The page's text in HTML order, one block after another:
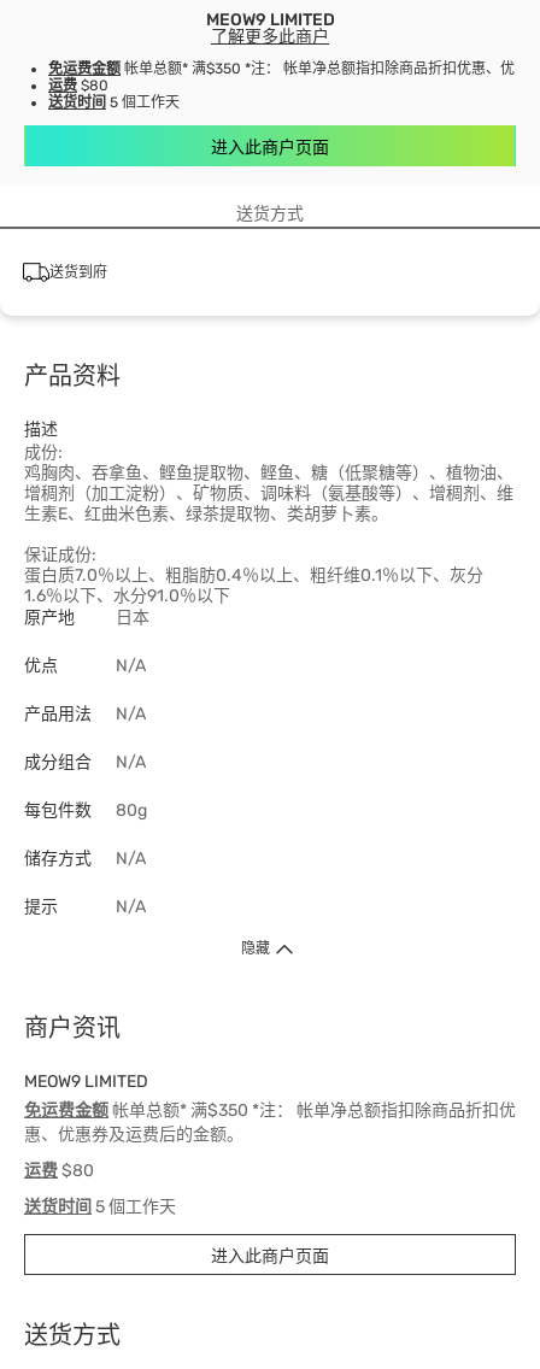
MEOW9 LIMITED
了解更多此商户
免运费金额 帐单总额* 满$350 *注： 帐单净总额指扣除商品折扣优惠、优惠
运费 $80
送货时间 5 個工作天
进入此商户页面
送货方式
送货到府
产品资料
描述
成份:
鸡胸肉、吞拿鱼、鲣鱼提取物、鲣鱼、糖（低聚糖等）、植物油、
增稠剂（加工淀粉）、矿物质、调味料（氨基酸等）、增稠剂、维
生素E、红曲米色素、绿茶提取物、类胡萝卜素。
保证成份:
蛋白质7.0％以上、粗脂肪0.4％以上、粗纤维0.1％以下、灰分
1.6％以下、水分91.0％以下
原产地
日本
优点 N/A
产品用法 N/A
成分组合 N/A
每包件数 80g
储存方式 N/A
提示 N/A
隐藏
商户资讯
MEOW9 LIMITED
免运费金额帐单总额* 满$350 *注： 帐单净总额指扣除商品折扣优
惠、优惠券及运费后的金额。
运费$80
送货时间 5 個工作天
进入此商户页面
送货方式